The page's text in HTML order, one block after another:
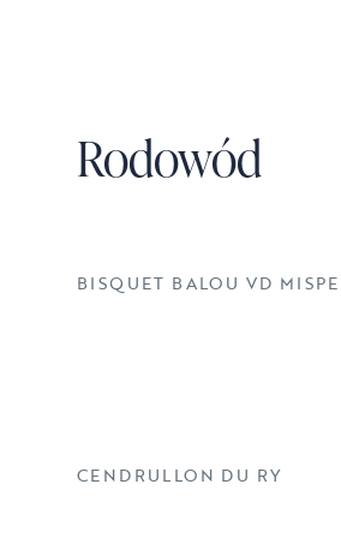
Rodowód
BISQUET BALOU VD
CENDRULLON DU RY